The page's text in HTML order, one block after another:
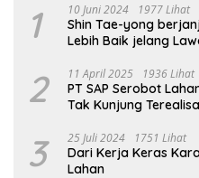
1 10 Juni 2024 1977 Lihat
Shin Tae-yong
Lebih Baik jelang
2 11 April 2025 1936 Lihat
PT SAP Serobot
Tak Kunjung
3 25 Juli 2024 1751 Lihat
Dari Kerja Keras
Lahan